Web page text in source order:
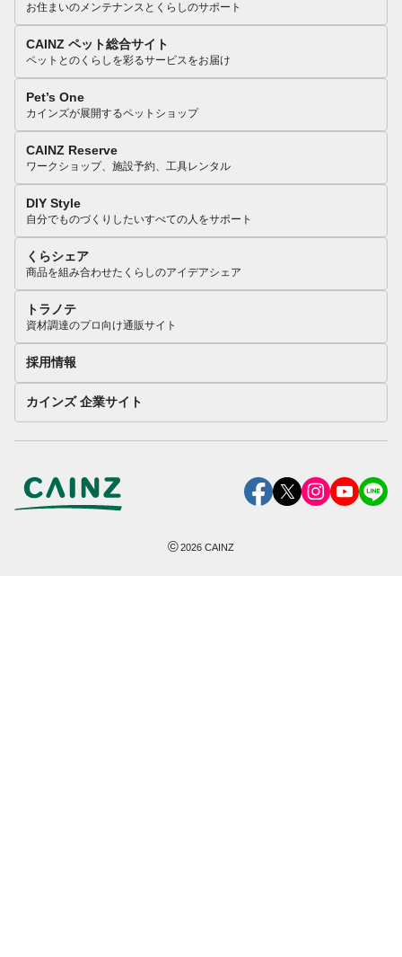
お住まいのメンテナンスとくらしのサポート
CAINZ ペット総合サイト
ペットとのくらしを彩るサービスをお届け
Pet’s One
カインズが展開するペットショップ
CAINZ Reserve
ワークショップ、施設予約、工具レンタル
DIY Style
自分でものづくりしたいすべての人をサポート
くらシェア
商品を組み合わせたくらしのアイデアシェア
トラノテ
資材調達のプロ向け通販サイト
採用情報
カインズ 企業サイト
©2026 CAINZ